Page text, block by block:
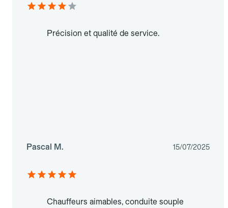
Précision et qualité de service.
Pascal M. 15/07/2025
Chauffeurs aimables, conduite souple